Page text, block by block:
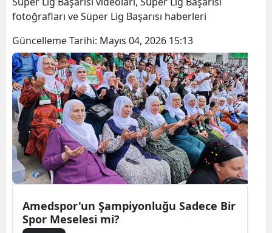
fotoğrafları ve Süper Lig Başarısı haberleri
Güncelleme Tarihi: Mayıs 04, 2026 15:13
Amedspor'un Şampiyonluğu Sadece Bir
Spor Meselesi mi?